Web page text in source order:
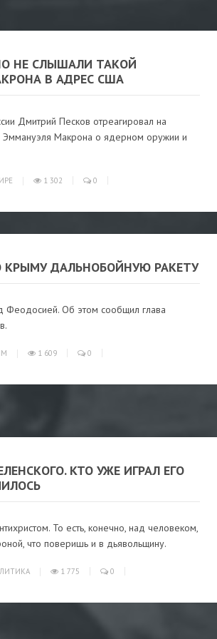
НЕ СЛЫШАЛИ ТАКОЙ
В АДРЕС США
Дмитрий Песков отреагировал на
Эммануэля Макрона о ядерном оружии и
1 302 0
КРЫМУ ДАЛЬНОБОЙНУЮ РАКЕТУ
Феодосией. Об этом сообщил глава
1 609 0
КТО УЖЕ ИГРАЛ ЕГО
То есть, конечно, над человеком,
что поверишь и в дьявольщину.
1 775 0